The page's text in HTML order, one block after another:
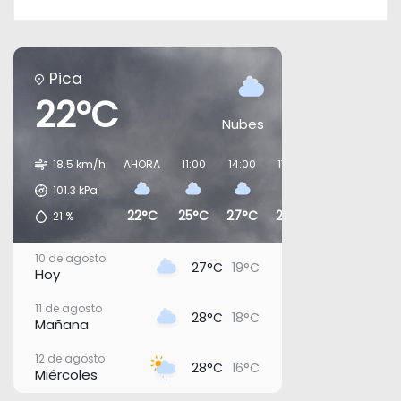
Pica
22°C Nubes
18.5 km/h
101.3 kPa
21 %
AHORA
22°C
11:00
25°C
14:00
27°C
17:00
25°C
10 de agosto
Hoy 27°C 19°C
11 de agosto
Mañana 28°C 18°C
12 de agosto
Miércoles 28°C 16°C